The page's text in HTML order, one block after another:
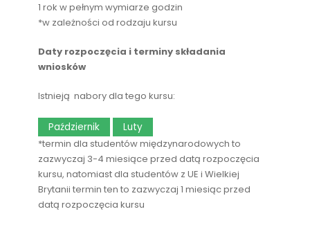
1 rok w pełnym wymiarze godzin
*w zależności od rodzaju kursu
Daty rozpoczęcia i terminy składania
wniosków
Istnieją nabory dla tego kursu:
Październik
Luty
*termin dla studentów międzynarodowych to
zazwyczaj 3-4 miesiące przed datą rozpoczęcia
kursu, natomiast dla studentów z UE i Wielkiej
Brytanii termin ten to zazwyczaj 1 miesiąc przed
datą rozpoczęcia kursu